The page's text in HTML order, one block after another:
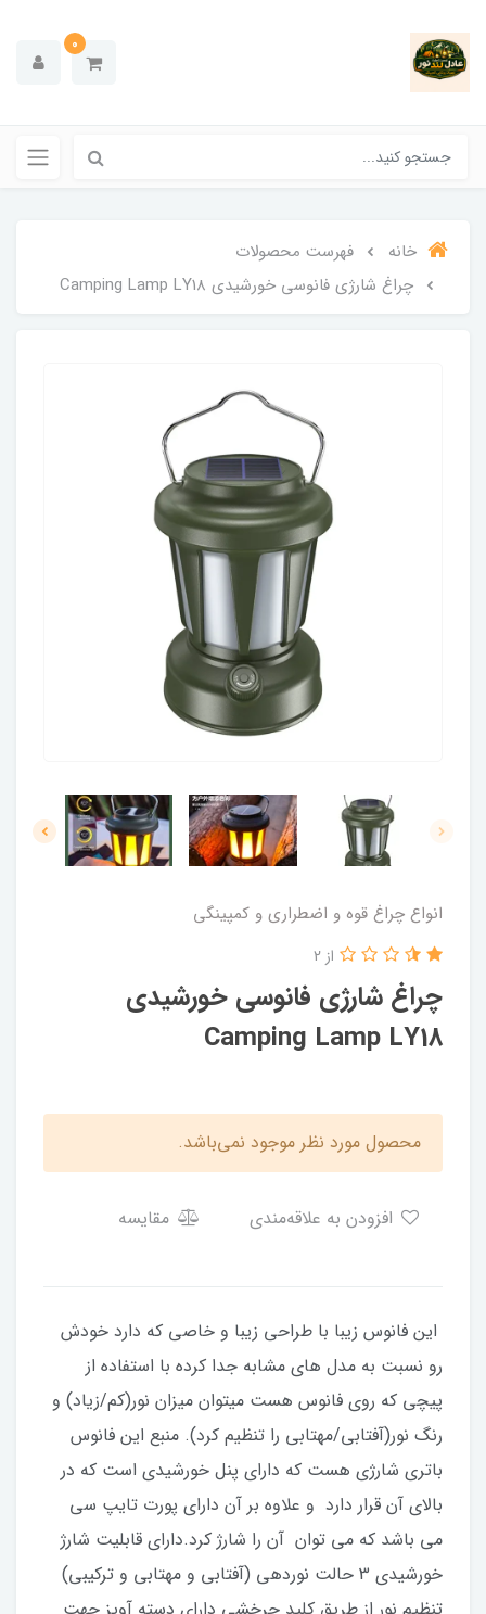
0
خانه
فهرست محصولات
چراغ شارژی فانوسی خورشیدی Camping Lamp LY18
انواع چراغ قوه و اضطراری و کمپینگی
چراغ شارژی فانوسی خورشیدی
Camping Lamp LY18
از 2
محصول مورد نظر موجود نمی‌باشد.
مقایسه
​​​​ این فانوس زیبا با طراحی زیبا و خاصی که دارد خودش
رو نسبت به مدل های مشابه جدا کرده با استفاده از
پیچی که روی فانوس هست میتوان میزان نور(کم/زیاد) و
رنگ نور(آفتابی/مهتابی را تنظیم کرد). منبع این فانوس
باتری شارژی هست که دارای پنل خورشیدی است که در
بالای آن قرار دارد و علاوه بر آن دارای پورت تایپ سی
می باشد که می توان آن را شارژ کرد.دارای قابلیت شارژ
خورشیدی 3 حالت نوردهی (آفتابی و مهتابی و ترکیبی)